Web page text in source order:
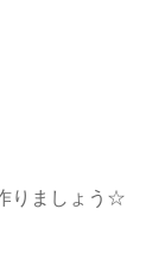
りましょう☆